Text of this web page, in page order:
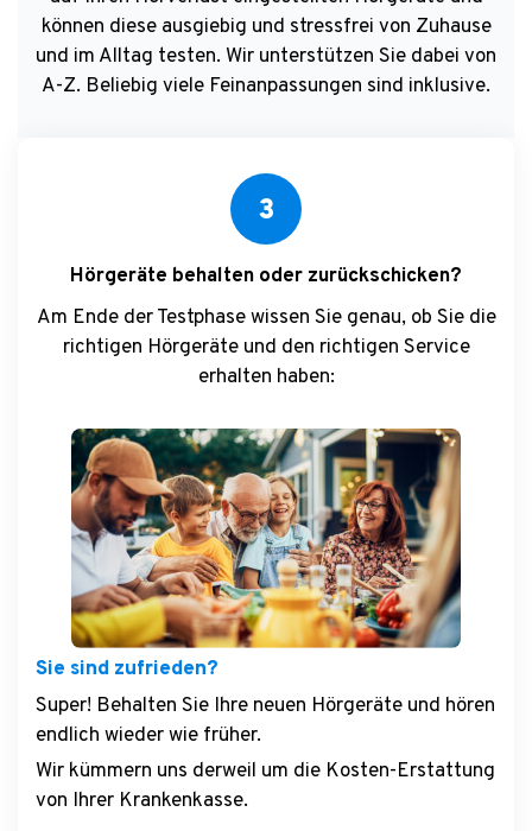
können diese ausgiebig und stressfrei von Zuhause
und im Alltag testen. Wir unterstützen Sie dabei von
A-Z. Beliebig viele Feinanpassungen sind inklusive.
3
Hörgeräte behalten oder zurückschicken?
Am Ende der Testphase wissen Sie genau, ob Sie die
richtigen Hörgeräte und den richtigen Service
erhalten haben:
Sie sind zufrieden?
Super! Behalten Sie Ihre neuen Hörgeräte und hören
endlich wieder wie früher.
Wir kümmern uns derweil um die Kosten-Erstattung
von Ihrer Krankenkasse.